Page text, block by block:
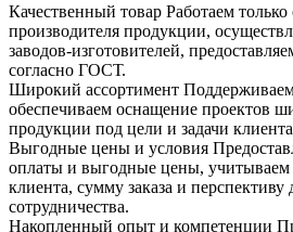
Качественный товар Работаем
производителя продукции,
заводов-изготовителей,
согласно ГОСТ.
Широкий ассортимент Поддерживаем
обеспечиваем оснащение проектов
продукции под цели и задачи
Выгодные цены и условия
оплаты и выгодные цены,
клиента, сумму заказа и перспективу
сотрудничества.
Накопленный опыт и компетенции